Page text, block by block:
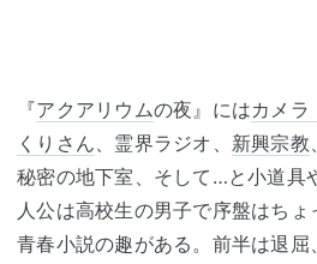
『アクアリウムの夜』にはカメラ
くりさん、霊界ラジオ、 新興宗教、
秘密の地下室、そして…と小道具
人公は高校生の男子で序盤はち
青春小説の趣がある。前半は退屈